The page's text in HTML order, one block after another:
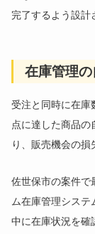
完了するよう設計
在庫管理
受注と同時に在庫
点に達した商品の
り、販売機会の損
佐世保市の案件で
ム在庫管理シス
中に在庫状況を確